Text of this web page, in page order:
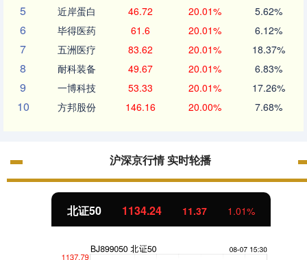
5 近岸蛋白 46.72 20.01% 5.62%
6 毕得医药 61.6 20.01% 6.12%
7 五洲医疗 83.62 20.01% 18.37%
8 耐科装备 49.67 20.01% 6.83%
9 一博科技 53.33 20.01% 17.26%
10 方邦股份 146.16 20.00% 7.68%
沪深京行情 实时轮播
北证50 1134.24 11.37 1.01%